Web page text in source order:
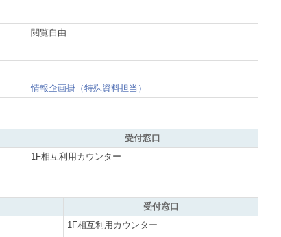
閲覧自由
情報企画掛（特殊資料担当）
受付窓口
1F相互利用カウンター
受付窓口
1F相互利用カウンター